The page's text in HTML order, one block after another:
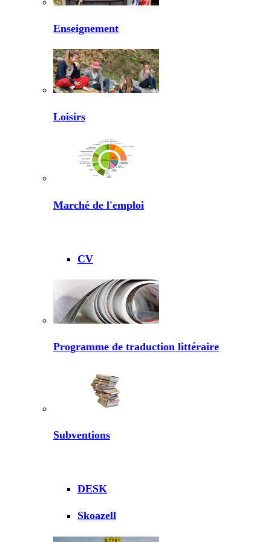
Enseignement
Loisirs
Marché de l'emploi
CV
Programme de traduction littéraire
Subventions
DESK
Skoazell